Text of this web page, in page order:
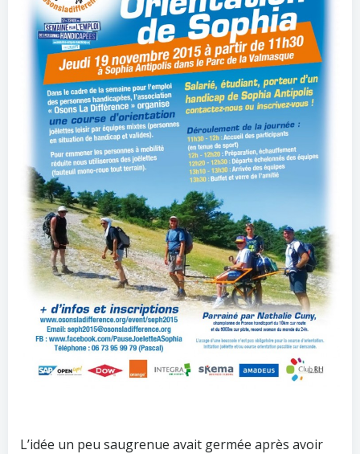
L’idée un peu saugrenue avait germée après avoir